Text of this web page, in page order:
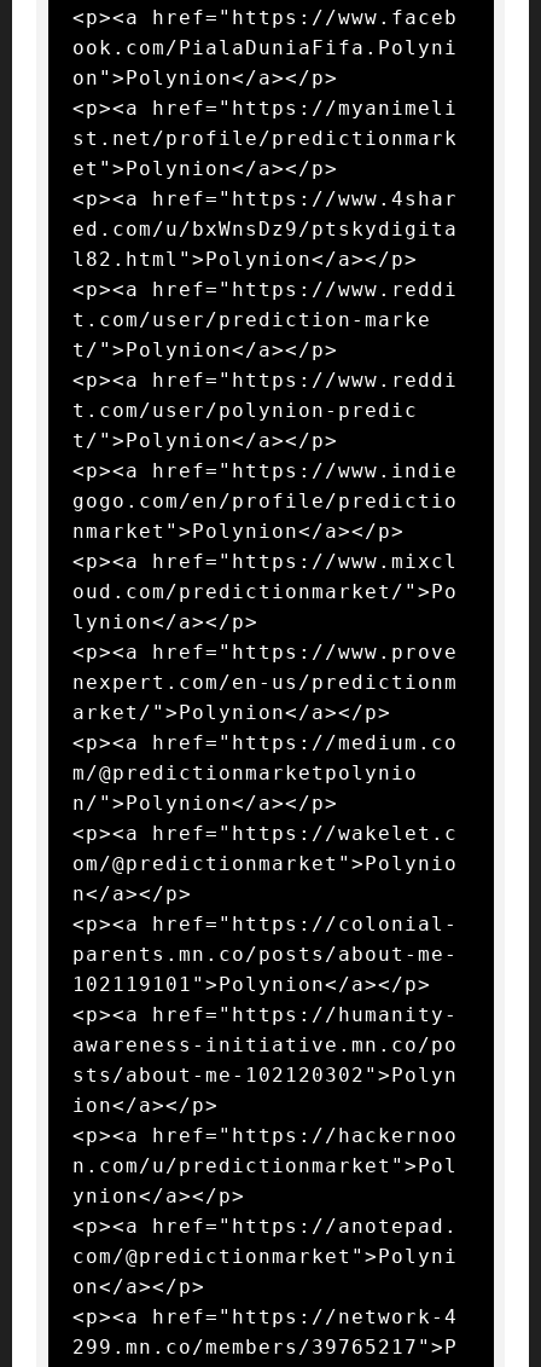
<p><a href="https://www.faceb
ook.com/PialaDuniaFifa.Polyni
on">Polynion</a></p>
<p><a href="https://myanimeli
st.net/profile/predictionmark
et">Polynion</a></p>
<p><a href="https://www.4shar
ed.com/u/bxWnsDz9/ptskydigita
l82.html">Polynion</a></p>
<p><a href="https://www.reddi
t.com/user/prediction-marke
t/">Polynion</a></p>
<p><a href="https://www.reddi
t.com/user/polynion-predic
t/">Polynion</a></p>
<p><a href="https://www.indie
gogo.com/en/profile/predictio
nmarket">Polynion</a></p>
<p><a href="https://www.mixcl
oud.com/predictionmarket/">Po
lynion</a></p>
<p><a href="https://www.prove
nexpert.com/en-us/predictionm
arket/">Polynion</a></p>
<p><a href="https://medium.co
m/@predictionmarketpolynio
n/">Polynion</a></p>
<p><a href="https://wakelet.c
om/@predictionmarket">Polynio
n</a></p>
<p><a href="https://colonial-
parents.mn.co/posts/about-me-
102119101">Polynion</a></p>
<p><a href="https://humanity-
awareness-initiative.mn.co/po
sts/about-me-102120302">Polyn
ion</a></p>
<p><a href="https://hackernoo
n.com/u/predictionmarket">Pol
ynion</a></p>
<p><a href="https://anotepad.
com/@predictionmarket">Polyni
on</a></p>
<p><a href="https://network-4
299.mn.co/members/39765217">P